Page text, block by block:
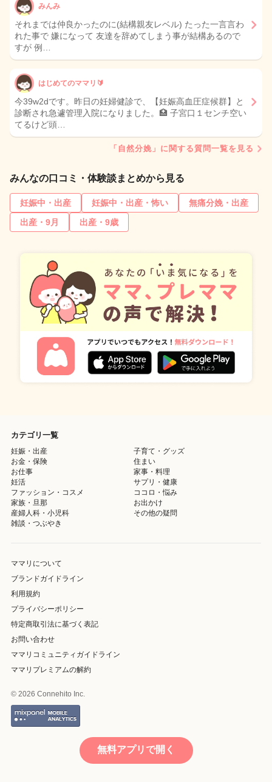
みんみ
それまでは仲良かったのに(結構親友レベル) たった一言言わ
れた事で 嫌になって 友達を辞めてしまう事が結構あるので
すが 例…
はじめてのママリ🔰
今39w2dです。昨日の妊婦健診で、【妊娠高血圧症候群】と
診断され急遽管理入院になりました。🏥 子宮口１センチ空い
てるけど頭…
「自然分娩」に関する質問一覧を見る
みんなの口コミ・体験談まとめから見る
妊娠中・出産 妊娠中・出産・怖い
無痛分娩・出産
出産・9月
出産・9歳
カテゴリ一覧
妊娠・出産
子育て・グッズ
お金・保険
住まい
お仕事
家事・料理
妊活
サプリ・健康
ファッション・コスメ
ココロ・悩み
家族・旦那
お出かけ
産婦人科・小児科
その他の疑問
雑談・つぶやき
ママリについて
ブランドガイドライン
利用規約
プライバシーポリシー
特定商取引法に基づく表記
お問い合わせ
ママリコミュニティガイドライン
ママリプレミアムの解約
© 2026 Connehito Inc.
無料アプリで開く